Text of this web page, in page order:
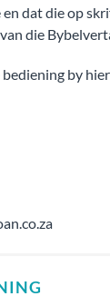
dat die op
die
by